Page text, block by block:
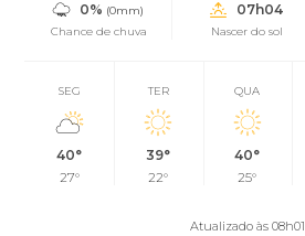
0% (0mm)
Chance de chuva
07h04
Nascer do sol
SEG
40°
27°
TER
39°
22°
QUA
40°
25°
Atualizado às 08h01